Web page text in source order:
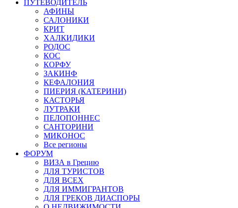
ПУТЕВОДИТЕЛЬ
АФИНЫ
САЛОНИКИ
КРИТ
ХАЛКИДИКИ
РОДОС
КОС
КОРФУ
ЗАКИНФ
КЕФАЛОНИЯ
ПИЕРИЯ (КАТЕРИНИ)
КАСТОРЬЯ
ЛУТРАКИ
ПЕЛОПОННЕС
САНТОРИНИ
МИКОНОС
Все регионы
ФОРУМ
ВИЗА в Грецию
ДЛЯ ТУРИСТОВ
ДЛЯ ВСЕХ
ДЛЯ ИММИГРАНТОВ
ДЛЯ ГРЕКОВ ДИАСПОРЫ